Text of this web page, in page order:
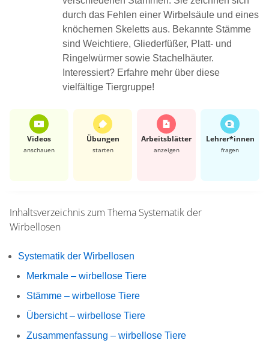
durch das Fehlen einer Wirbelsäule und eines
knöchernen Skeletts aus. Bekannte Stämme
sind Weichtiere, Gliederfüßer, Platt- und
Ringelwürmer sowie Stachelhäuter.
Interessiert? Erfahre mehr über diese
vielfältige Tiergruppe!
Videos
anschauen
Übungen
starten
Arbeits­blätter
anzeigen
Lehrer*​innen
fragen
Inhaltsverzeichnis zum Thema Systematik der
Wirbellosen
Systematik der Wirbellosen
Merkmale – wirbellose Tiere
Stämme – wirbellose Tiere
Übersicht – wirbellose Tiere
Zusammenfassung – wirbellose Tiere